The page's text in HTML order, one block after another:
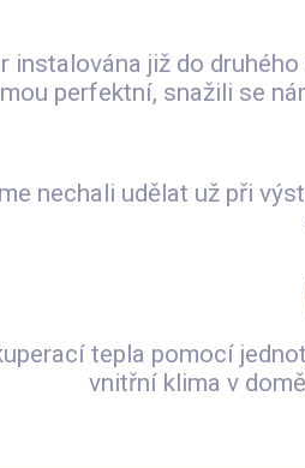
instalována již do
perfektní, snažili se
nechali udělat už při
tepla pomocí
vnitřní klima v